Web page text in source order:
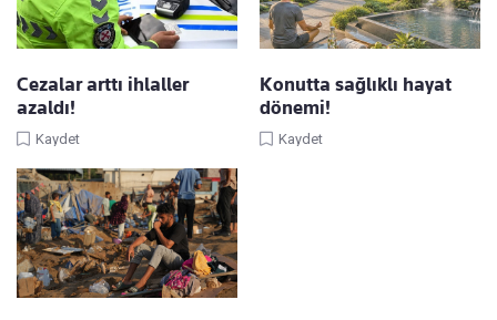
Cezalar arttı ihlaller
azaldı!
Kaydet
Konutta sağlıklı hayat
dönemi!
Kaydet